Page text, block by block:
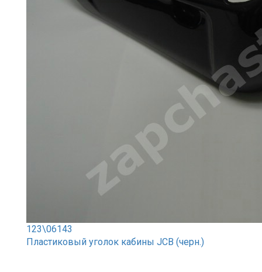
123\06143
Пластиковый уголок кабины JCB (черн.)